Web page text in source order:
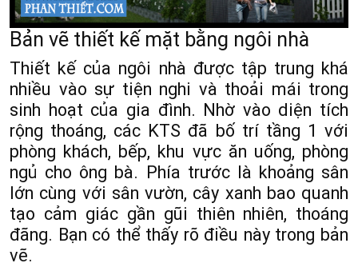
Bản vẽ thiết kế mặt bằng ngôi nhà
Thiết kế của ngôi nhà được tập trung khá
nhiều vào sự tiện nghi và thoải mái trong
sinh hoạt của gia đình. Nhờ vào diện tích
rộng thoáng, các KTS đã bố trí tầng 1 với
phòng khách, bếp, khu vực ăn uống, phòng
ngủ cho ông bà. Phía trước là khoảng sân
lớn cùng với sân vườn, cây xanh bao quanh
tạo cảm giác gần gũi thiên nhiên, thoáng
đãng. Bạn có thể thấy rõ điều này trong bản
vẽ.